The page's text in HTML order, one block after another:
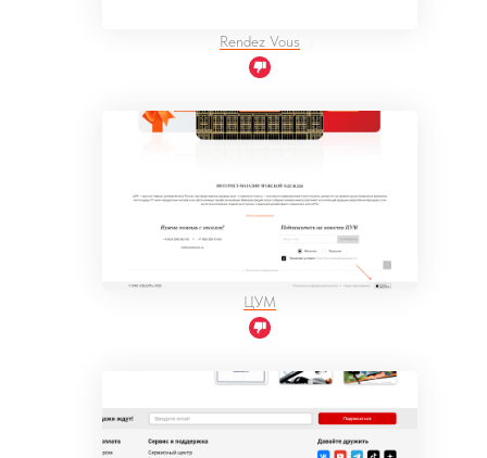
Rendez Vous
ЦУМ